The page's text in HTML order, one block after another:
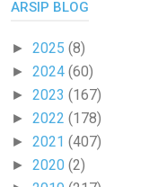
ARSIP BLOG
► 2025 (8)
► 2024 (60)
► 2023 (167)
► 2022 (178)
► 2021 (407)
► 2020 (2)